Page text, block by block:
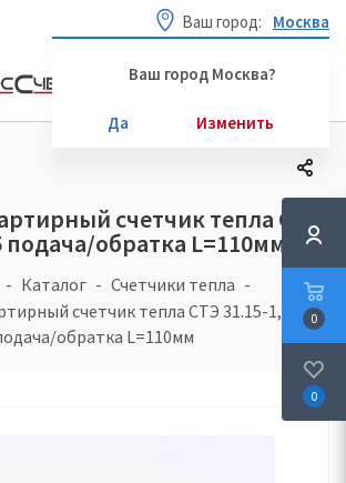
Ваш город: Москва
Ваш город Москва?
Да Изменить
счетчик тепла СТЭ
подача/обратка L=110мм
Каталог
Счетчики тепла
счетчик тепла СТЭ 31.15-1,5
обратка L=110мм
0
0